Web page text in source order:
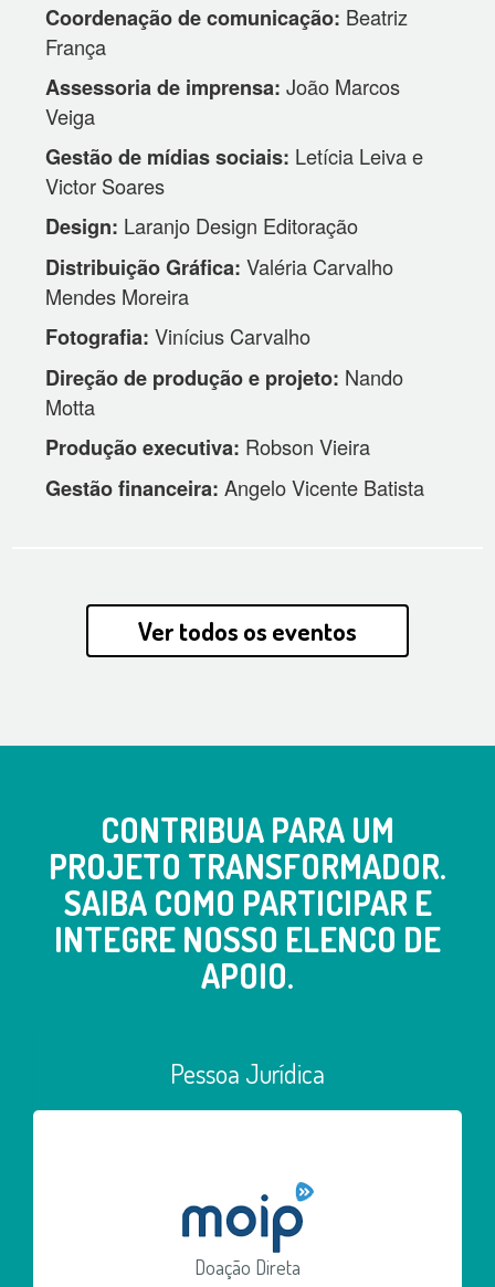
Coordenação de comunicação: Beatriz
França
Assessoria de imprensa: João Marcos
Veiga
Gestão de mídias sociais: Letícia Leiva e
Victor Soares
Design: Laranjo Design Editoração
Distribuição Gráfica:Valéria Carvalho
Mendes Moreira
Fotografia: Vinícius Carvalho
Direção de produção e projeto: Nando
Motta
Produção executiva: Robson Vieira
Gestão financeira: Angelo Vicente Batista
Ver todos os eventos
CONTRIBUA PARA UM
PROJETO TRANSFORMADOR.
SAIBA COMO PARTICIPAR E
INTEGRE NOSSO ELENCO DE
APOIO.
Pessoa Jurídica
Doação Direta